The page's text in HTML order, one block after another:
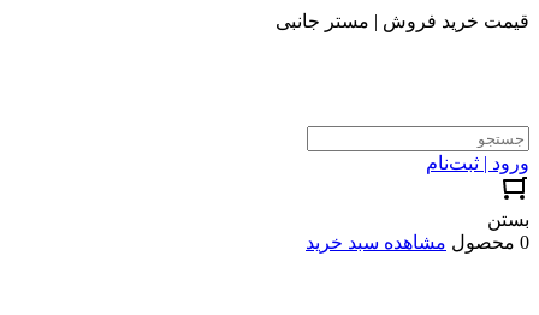
قیمت خرید فروش | مستر جانبی
ورود | ثبت‌نام
بستن
0 محصول
مشاهده سبد خرید